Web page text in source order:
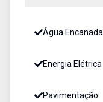
Água Encanada
Energia Elétrica
Pavimentação